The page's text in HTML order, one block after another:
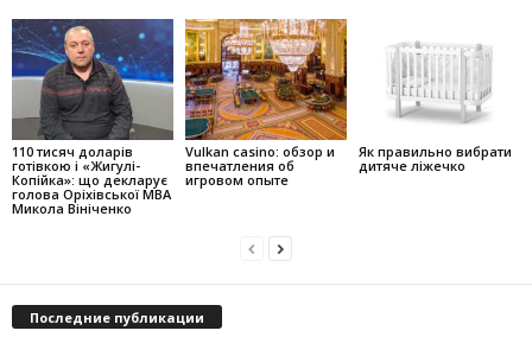
110 тисяч доларів
готівкою і «Жигулі-
Копійка»: що декларує
голова Оріхівської МВА
Микола Вініченко
Vulkan casino: обзор и
впечатления об
игровом опыте
Як правильно вибрати
дитяче ліжечко
Последние публикации